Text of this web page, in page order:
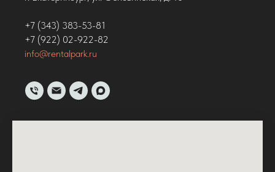
+7 (343) 383-53-81
+7 (922) 02-922-82
info@rentalpark.ru